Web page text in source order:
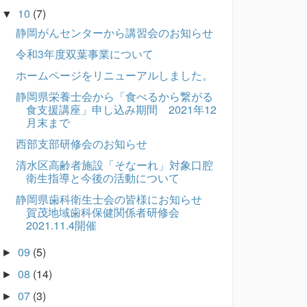
▼ 10 (7)
静岡がんセンターから講習会のお知らせ
令和3年度双葉事業について
ホームページをリニューアルしました。
静岡県栄養士会から「食べるから繋がる
食支援講座」申し込み期間 2021年12
月末まで
西部支部研修会のお知らせ
清水区高齢者施設「そなーれ」対象口腔
衛生指導と今後の活動について
静岡県歯科衛生士会の皆様にお知らせ
賀茂地域歯科保健関係者研修会
2021.11.4開催
► 09 (5)
► 08 (14)
► 07 (3)